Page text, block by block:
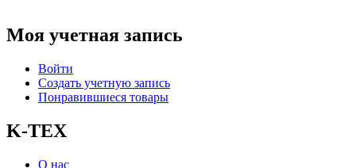
Моя учетная запись
Войти
Создать учетную запись
Понравившиеся товары
K-TEX
О нас